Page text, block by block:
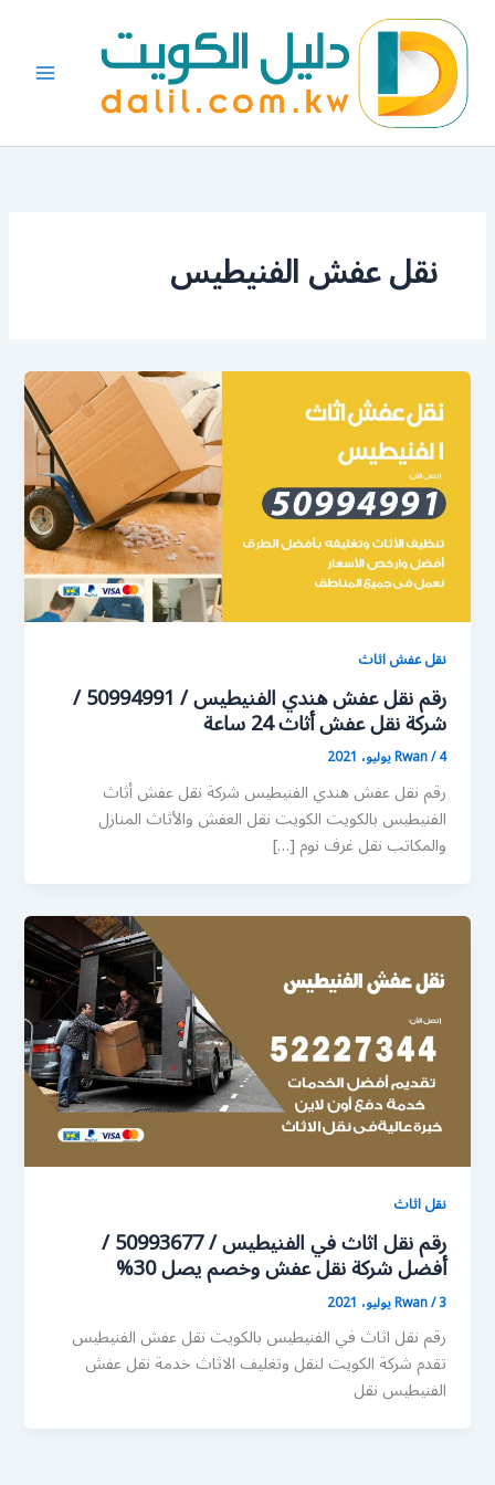
المحتوى
نقل عفش الفنيطيس
نقل عفش اثاث
رقم نقل عفش هندي الفنيطيس / 50994991 /
شركة نقل عفش أثاث 24 ساعة
Rwan/4 يوليو، 2021
رقم نقل عفش هندي الفنيطيس شركة نقل عفش أثاث
الفنيطيس بالكويت الكويت نقل العفش والأثاث المنازل
والمكاتب نقل غرف نوم […]
نقل اثاث
رقم نقل اثاث في الفنيطيس / 50993677 /
أفضل شركة نقل عفش وخصم يصل 30%
Rwan/3 يوليو، 2021
رقم نقل اثاث في الفنيطيس بالكويت نقل عفش الفنيطيس
تقدم شركة الكويت لنقل وتغليف الاثاث خدمة نقل عفش
الفنيطيس نقل